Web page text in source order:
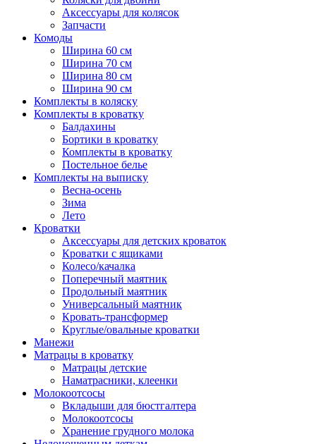
Аксессуары для колясок
Запчасти
Комоды
Ширина 60 см
Ширина 70 см
Ширина 80 см
Ширина 90 см
Комплекты в коляску
Комплекты в кроватку
Балдахины
Бортики в кроватку
Комплекты в кроватку
Постельное белье
Комплекты на выписку
Весна-осень
Зима
Лето
Кроватки
Аксессуары для детских кроваток
Кроватки с ящиками
Колесо/качалка
Поперечный маятник
Продольный маятник
Универсальный маятник
Кровать-трансформер
Круглые/овальные кроватки
Манежи
Матрацы в кроватку
Матрацы детские
Наматрасники, клеенки
Молокоотсосы
Вкладыши для бюстгалтера
Молокоотсосы
Хранение грудного молока